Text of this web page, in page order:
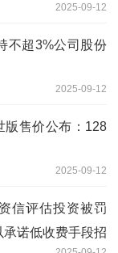
2025-09-12
不超3%公司股份
2025-09-12
版售价公布：128
2025-09-12
信评估投资被罚
诺低收费手段招